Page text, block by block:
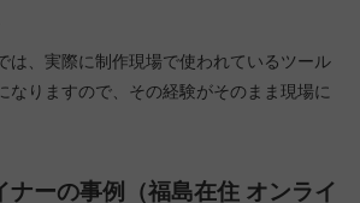
は、実際に制作現場で使われているツール
なりますので、その経験がそのまま現場に
ナーの事例（福島在住 オンライ